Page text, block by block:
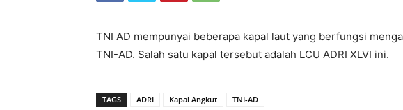
TNI AD mempunyai beberapa kapal laut yang berfungsi
TNI-AD. Salah satu kapal tersebut adalah LCU ADRI XLVI ini.
TAGS ADRI Kapal Angkut TNI-AD